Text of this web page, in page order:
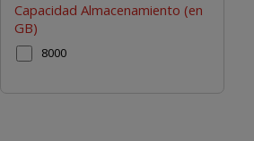
Capacidad Almacenamiento (en
GB)
8000